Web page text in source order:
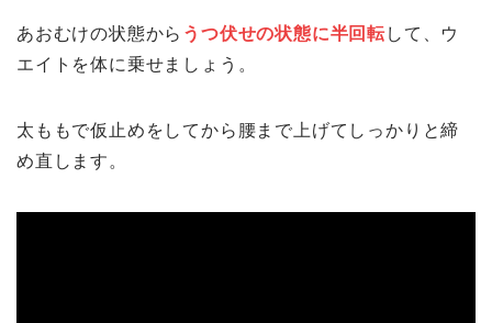
あおむけの状態から うつ伏せの状態に半回転して、ウ
エイトを体に乗せましょう。
太ももで仮止めをしてから腰まで上げてしっかりと締
め直します。